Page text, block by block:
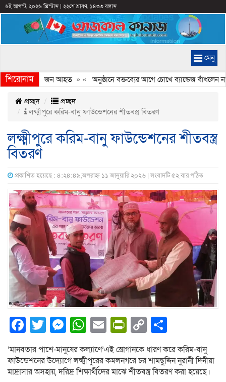
৬ই আগস্ট, ২০২৬ খ্রিস্টাব্দ| ২২শে শ্রাবণ, ১৪৩৩ বঙ্গাব্দ
মেনু
শিরোনাম
সংঘর্ষ, কয়েকজন আহত» « অনুষ্ঠানে বক্তব্যের আগে চোখে ব্যান্ডেজ বাঁধলেন
প্রচ্ছদ
প্রচ্ছদ
লক্ষ্মীপুরে করিম-বানু ফাউন্ডেশনের শীতবস্ত্র বিতরণ
লক্ষ্মীপুরে করিম-বানু ফাউন্ডেশনের শীতবস্ত্র
বিতরণ
প্রকাশিত হয়েছে : ৪:২৪:৪৯,অপরাহ্ন ১১ জানুয়ারি ২০২৬ | সংবাদটি ৫২ বার পঠিত
Facebook
Twitter
Messenger
WhatsApp
EmailPrintFriendly
Copy
Link
‘মানবতার পাশে-মানুষের কল্যাণে’এই স্লোগানকে ধারণ করে করিম-বানু
ফাউন্ডেশনের উদ্যোগে লক্ষ্মীপুরের কমলনগরে চর শামছুদ্দিন নুরানী দিনীয়া
মাদ্রাসার অসহায়, দরিদ্র শিক্ষার্থীদের মাঝে শীতবস্ত্র বিতরণ করা হয়েছে।